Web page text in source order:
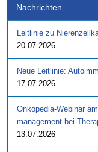
Nachrichten
Leitlinie zu
20.07.2026
Neue Leitlinie:
17.07.2026
Onkopedia-Webinar
management bei
13.07.2026